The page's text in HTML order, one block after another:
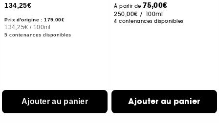
134,25€
Prix d'origine : 179,00€
134,25€ / 100ml
5 contenances disponibles
Ajouter au panier
À partir de 75,00€
250,00€ / 100ml
4 contenances disponibles
Ajouter au panier